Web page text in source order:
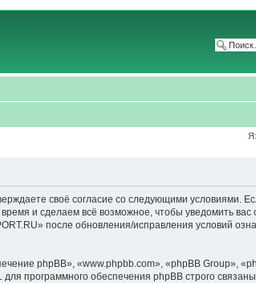
своё согласие со следующими условиями.
и сделаем всё возможное, чтобы уведомить вас
после обновления/исправления условий
phpBB», «www.phpbb.com», «phpBB Group»,
программного обеспечения phpBB строго